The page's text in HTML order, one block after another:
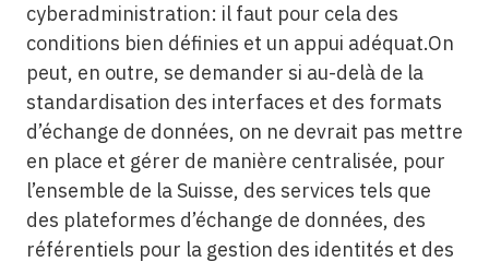
cyberadministration: il faut pour cela des
conditions bien définies et un appui adéquat.On
peut, en outre, se demander si au-delà de la
standardisation des interfaces et des formats
d’échange de données, on ne devrait pas mettre
en place et gérer de manière centralisée, pour
l’ensemble de la Suisse, des services tels que
des plateformes d’échange de données, des
référentiels pour la gestion des identités et des